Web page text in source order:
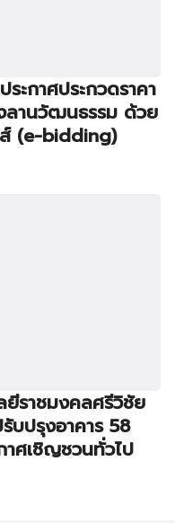
ะกาศประกวดราคา
ลานวัฒนธรรม ด้วย
ส์ (e-bidding)
ยีราชมงคลศรีวิชัย
บปรุงอาคาร 58
ศเชิญชวนทั่วไป